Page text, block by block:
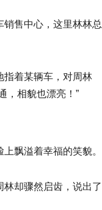
售中心，这里林林总
指着某辆车，对周林
，相貌也漂亮！”
飘溢着幸福的笑貌。
却骤然启齿，说出了